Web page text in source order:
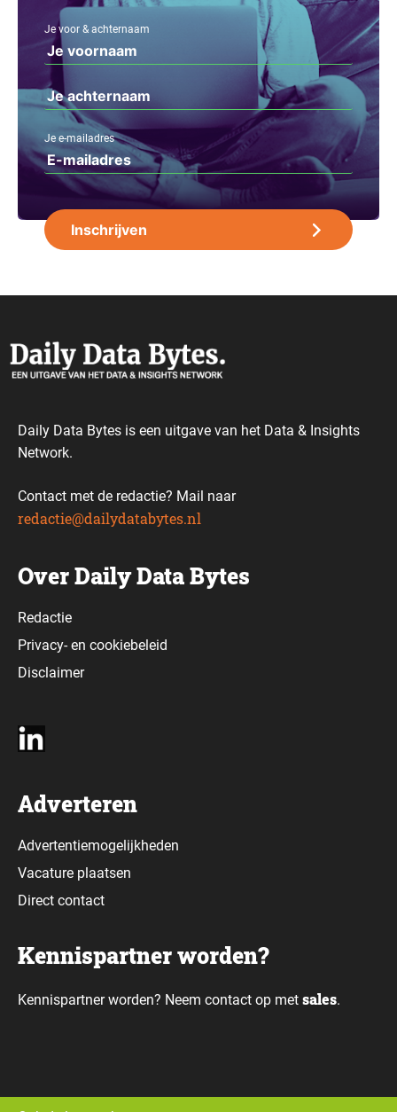
Je voor & achternaam
Je e-mailadres
Daily Data Bytes is een uitgave van het Data & Insights
Network.
Contact met de redactie? Mail naar
redactie@dailydatabytes.nl
Over Daily Data Bytes
Redactie
Privacy-en cookiebeleid
Disclaimer
Adverteren
Advertentiemogelijkheden
Vacature plaatsen
Direct contact
Kennispartner worden?
Kennispartner worden? Neem contact op met sales.